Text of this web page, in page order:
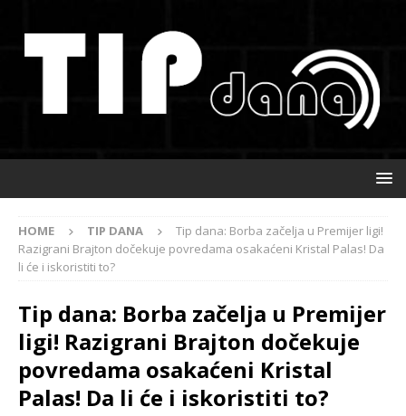
HOME TIP DANA
Tip dana: Borba začelja u Premijer ligi!
Razigrani Brajton dočekuje povredama osakaćeni Kristal Palas! Da
li će i iskoristiti to?
Tip dana: Borba začelja u Premijer
ligi! Razigrani Brajton dočekuje
povredama osakaćeni Kristal
Palas! Da li će i iskoristiti to?